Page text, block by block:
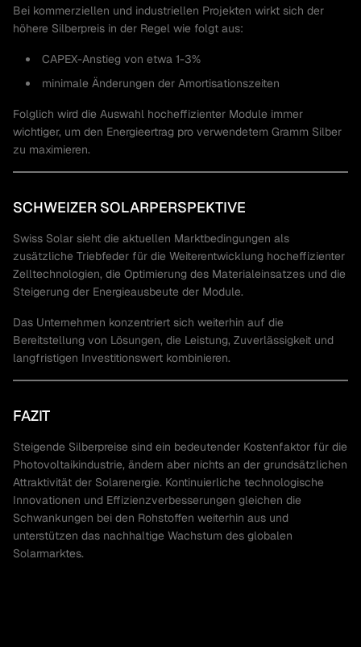
Bei kommerziellen und industriellen Projekten wirkt sich der
höhere Silberpreis in der Regel wie folgt aus:
CAPEX-Anstieg von etwa 1-3%
minimale Änderungen der Amortisationszeiten
Folglich wird die Auswahl hocheffizienter Module immer
wichtiger, um den Energieertrag pro verwendetem Gramm Silber
zu maximieren.
SCHWEIZER SOLARPERSPEKTIVE
Swiss Solar sieht die aktuellen Marktbedingungen als
zusätzliche Triebfeder für die Weiterentwicklung hocheffizienter
Zelltechnologien, die Optimierung des Materialeinsatzes und die
Steigerung der Energieausbeute der Module.
Das Unternehmen konzentriert sich weiterhin auf die
Bereitstellung von Lösungen, die Leistung, Zuverlässigkeit und
langfristigen Investitionswert kombinieren.
FAZIT
Steigende Silberpreise sind ein bedeutender Kostenfaktor für die
Photovoltaikindustrie, ändern aber nichts an der grundsätzlichen
Attraktivität der Solarenergie. Kontinuierliche technologische
Innovationen und Effizienzverbesserungen gleichen die
Schwankungen bei den Rohstoffen weiterhin aus und
unterstützen das nachhaltige Wachstum des globalen
Solarmarktes.